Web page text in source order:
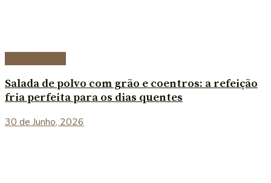
Salada de polvo com grão e coentros: a refeição
fria perfeita para os dias quentes
30 de Junho, 2026